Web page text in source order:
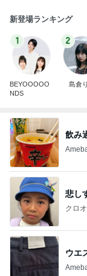
新登場ランキング
1
BEYOOOOO
NDS
2
島倉
飲み
悲し
クロ
ウエ